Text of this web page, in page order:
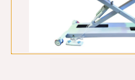
RTG cyfrowe
Badania przeglądowe z
Diagnostyka dysplazji stawów
możliwością wpisu do
RTG jamy